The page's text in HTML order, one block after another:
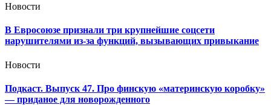
Новости
В Евросоюзе признали три крупнейшие соцсети
нарушителями из-за функций, вызывающих привыкание
Новости
Подкаст. Выпуск 47. Про финскую «материнскую коробку»
— приданое для новорожденного